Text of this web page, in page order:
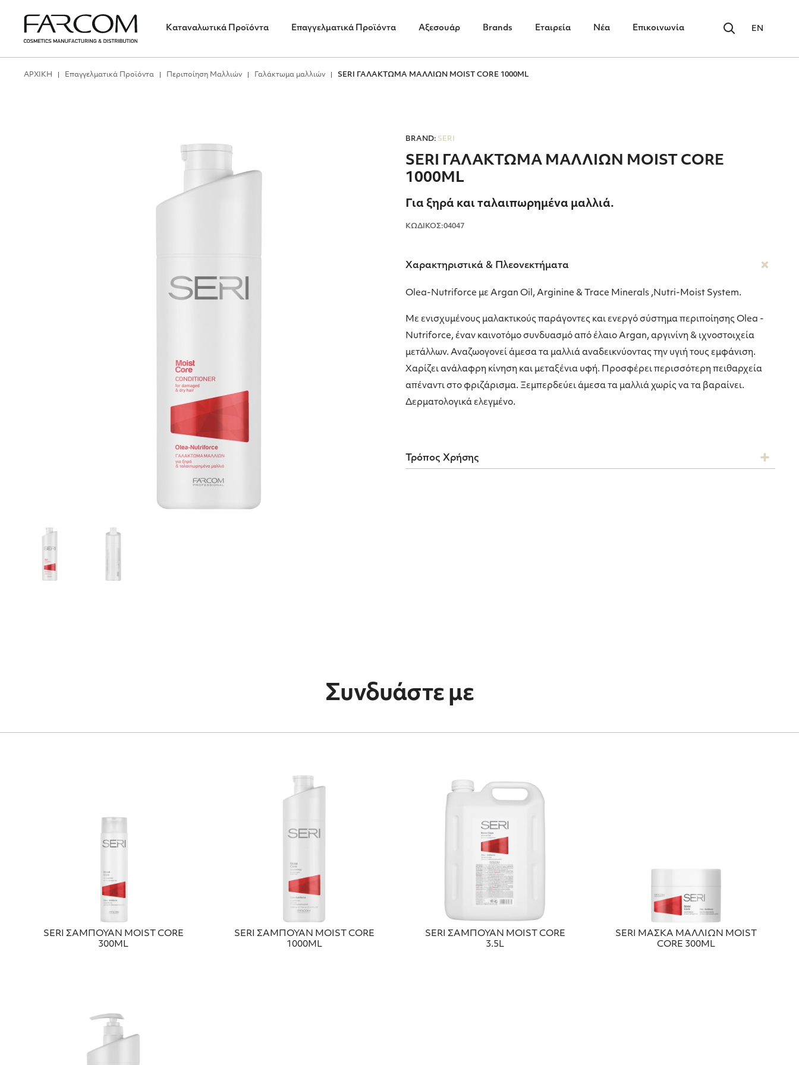
Καταναλωτικά Προϊόντα Επαγγελματικά Προϊόντα Αξεσουάρ Brands Εταιρεία Νέα Επικοινωνία EN
ΑΡΧΙΚΗ Επαγγελματικά Προϊόντα Περιποίηση Μαλλιών Γαλάκτωμα μαλλιών SERI ΓΑΛΑΚΤΩΜΑ ΜΑΛΛΙΩΝ MOIST CORE 1000ML
BRAND: SERI
SERI ΓΑΛΑΚΤΩΜΑ ΜΑΛΛΙΩΝ MOIST CORE
1000ML
Για ξηρά και ταλαιπωρημένα μαλλιά.
ΚΩΔΙΚΟΣ:04047
Χαρακτηριστικά & Πλεονεκτήματα
Olea-Nutriforce με Argan Oil, Arginine & Trace Minerals ,Nutri-Moist System.
Με ενισχυμένους μαλακτικούς παράγοντες και ενεργό σύστημα περιποίησης Olea -
Nutriforce, έναν καινοτόμο συνδυασμό από έλαιο Argan, αργινίνη & ιχνοστοιχεία
μετάλλων. Αναζωογονεί άμεσα τα μαλλιά αναδεικνύοντας την υγιή τους εμφάνιση.
Χαρίζει ανάλαφρη κίνηση και μεταξένια υφή. Προσφέρει περισσότερη πειθαρχεία
απέναντι στο φριζάρισμα. Ξεμπερδεύει άμεσα τα μαλλιά χωρίς να τα βαραίνει.
Δερματολογικά ελεγμένο.
Τρόπος Χρήσης
Συνδυάστε με
SERI ΣΑΜΠΟΥΑΝ MOIST CORE
300ΜL
SERI ΣΑΜΠΟΥΑΝ MOIST CORE
1000ML
SERI ΣΑΜΠΟΥΑΝ MOIST CORE
3.5L
SERI ΜΑΣΚΑ ΜΑΛΛΙΩΝ MOIST
CORE 300ML